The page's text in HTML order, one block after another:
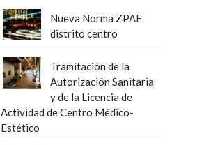
Nueva Norma ZPAE
distrito centro
Tramitación de la
Autorización Sanitaria
y de la Licencia de
Actividad de Centro Médico-
Estético